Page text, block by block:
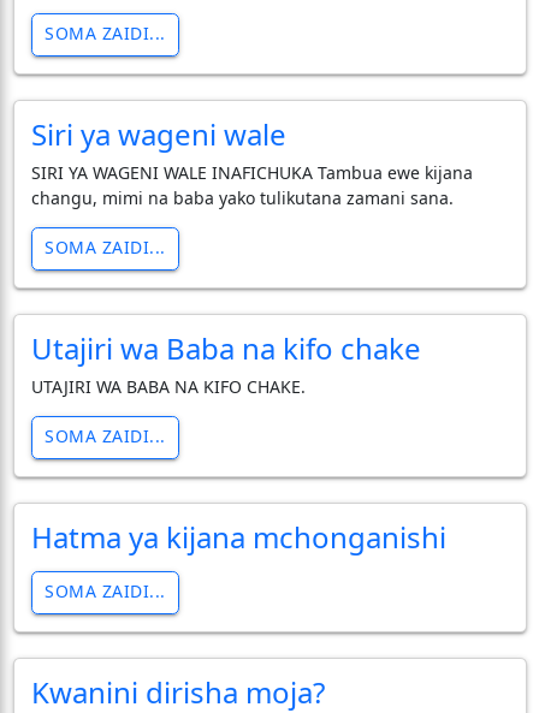
SOMA ZAIDI...
Siri ya wageni wale
SIRI YA WAGENI WALE INAFICHUKA Tambua ewe kijana
changu, mimi na baba yako tulikutana zamani sana.
SOMA ZAIDI...
Utajiri wa Baba na kifo chake
UTAJIRI WA BABA NA KIFO CHAKE.
SOMA ZAIDI...
Hatma ya kijana mchonganishi
SOMA ZAIDI...
Kwanini dirisha moja?